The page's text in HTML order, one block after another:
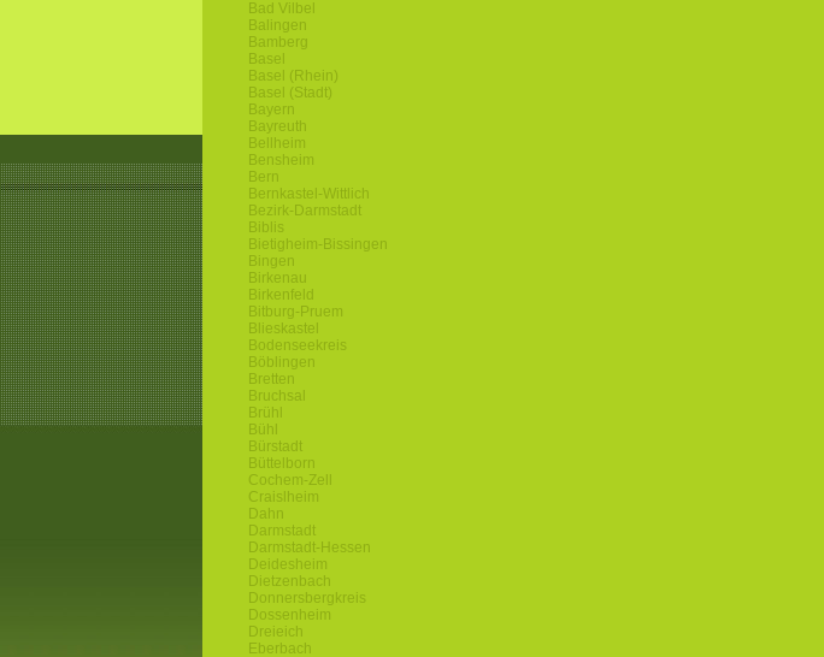
Bad Vilbel
Balingen
Bamberg
Basel
Basel (Rhein)
Basel (Stadt)
Bayern
Bayreuth
Bellheim
Bensheim
Bern
Bernkastel-Wittlich
Bezirk-Darmstadt
Biblis
Bietigheim-Bissingen
Bingen
Birkenau
Birkenfeld
Bitburg-Pruem
Blieskastel
Bodenseekreis
Böblingen
Bretten
Bruchsal
Brühl
Bühl
Bürstadt
Büttelborn
Cochem-Zell
Craislheim
Dahn
Darmstadt
Darmstadt-Hessen
Deidesheim
Dietzenbach
Donnersbergkreis
Dossenheim
Dreieich
Eberbach